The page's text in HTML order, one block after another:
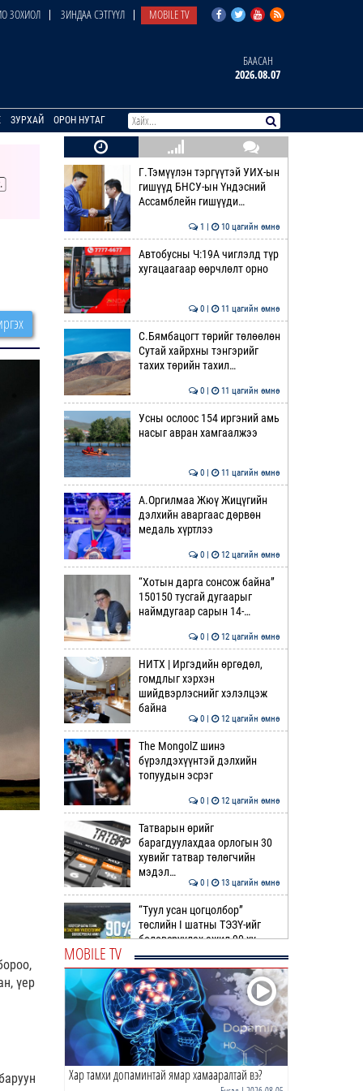
ЗОХИОЛ ЗИНДАА СЭТГҮҮЛ MOBILE TV
БААСАН
2026.08.07
ЗУРХАЙ ОРОН НУТАГ
үер
Г.Тэмүүлэн тэргүүтэй УИХ-ын
гишүүд БНСУ-ын Үндэсний
Ассамблейн гишүүди…
1 | 10 цагийн өмнө
Автобусны Ч:19А чиглэлд түр
хугацаагаар өөрчлөлт орно
0 | 11 цагийн өмнө
С.Бямбацогт төрийг төлөөлөн
Сутай хайрхны тэнгэрийг
тахих төрийн тахил…
0 | 11 цагийн өмнө
Усны ослоос 154 иргэний амь
насыг авран хамгаалжээ
0 | 11 цагийн өмнө
А.Оргилмаа Жюү Жицүгийн
дэлхийн аваргаас дөрвөн
медаль хүртлээ
0 | 12 цагийн өмнө
“Хотын дарга сонсож байна”
150150 тусгай дугаарыг
наймдугаар сарын 14-…
0 | 12 цагийн өмнө
НИТХ | Иргэдийн өргөдөл,
гомдлыг хэрхэн
шийдвэрлэснийг хэлэлцэж
байна
0 | 12 цагийн өмнө
The MongolZ шинэ
бүрэлдэхүүнтэй дэлхийн
топуудын эсрэг
0 | 12 цагийн өмнө
Татварын өрийг
барагдуулахдаа орлогын 30
хувийг татвар төлөгчийн
мэдэл…
0 | 13 цагийн өмнө
“Туул усан цогцолбор”
төслийн I шатны ТЭЗҮ-ийг
боловсруулах ажил 90 ху…
Нийслэлийн иргэдийн
Төлөөлөгчдийн Хурлын
Ээлжит VIII хуралдаан
эхэллээ
0 | 14 цагийн өмнө
ТОО | Гадаад валютын нөөц
MOBILE TV
Хар тамхи допаминтай ямар хамааралтай вэ?